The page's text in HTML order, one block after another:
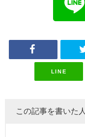
LINE
この記事を書いた人